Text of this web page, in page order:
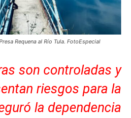
Requena al Río Tula. FotoEspecial
son controladas y
riesgos para la
la dependencia